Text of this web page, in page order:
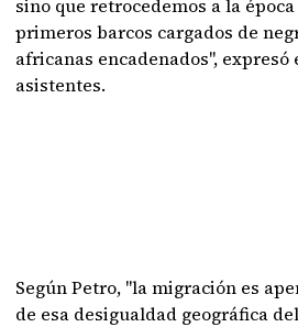
sino que retrocedemos a la
primeros barcos cargados de
africanas encadenados",
asistentes.
Según Petro, "la migración es
de esa desigualdad geográfica